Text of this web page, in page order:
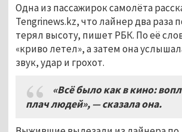
Одна из пассажирок самолёта
Tengrinews.kz, что лайнер два раза
терял высоту, пишет РБК. По её
«криво летел», а затем она
звук, удар и грохот.
«Всё было как в кино:
плач людей», — сказала она.